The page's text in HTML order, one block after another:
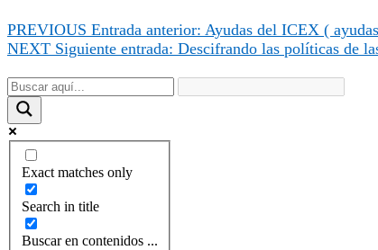
PREVIOUS Entrada anterior: Ayudas del ICEX (
NEXT Siguiente entrada: Descifrando las políticas de
Exact matches only
Search in title
Buscar en contenidos ...